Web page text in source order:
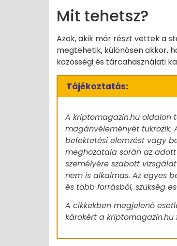
Mit tehetsz?
Azok, akik már részt vettek a
megtehetik, különösen akkor,
közösségi és tárcahasználati
Tájékoztatás:
A kriptomagazin.hu oldalon
magánvéleményét tükrözik.
befektetési elemzést vagy
meghozatala során az
személyére szabott
nem is alkalmas. Az egyes
és több forrásból, szükség
A cikkekben megjelenő
károkért a